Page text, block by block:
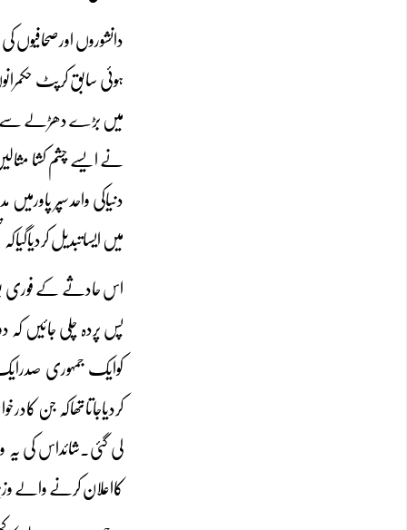
دانشوروں اورصحافیوں
ہوئی سابق کرپٹ
میں بڑے دھڑلے سے
نے ایسے چشم کشا
دنیاکی واحد سپر
میں ایساتبدیل
اس حادثے کے فوری
پس پردہ چلی جائیں
کوایک جمہوری
کردیاجاتاتھاکہ جن
لی گئی۔شائداس کی یہ
کااعلان کرنے والے